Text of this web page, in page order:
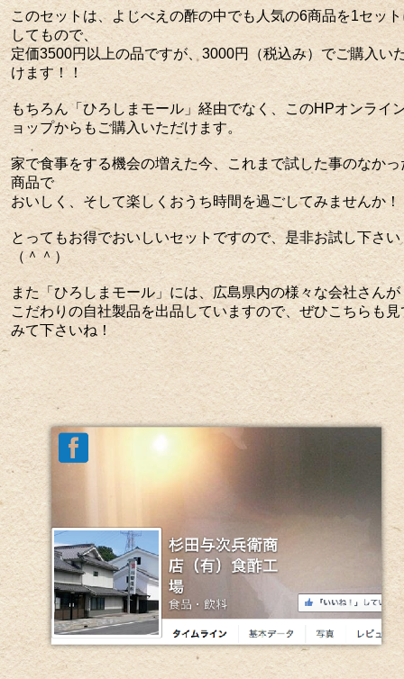
このセットは、よじべえの酢の中でも人気の6商品を1セッ
してもので、
定価3500円以上の品ですが、3000円（税込み）でご購入い
けます！！
もちろん「ひろしまモール」経由でなく、このHPオンライ
ョップからもご購入いただけます。
家で食事をする機会の増えた今、これまで試した事のなかっ
商品で
おいしく、そして楽しくおうち時間を過ごしてみませんか！
とってもお得でおいしいセットですので、是非お試し下さい
（＾＾）
また「ひろしまモール」には、広島県内の様々な会社さんが
こだわりの自社製品を出品していますので、ぜひこちらも見
みて下さいね！